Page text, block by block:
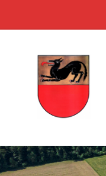
content
main
footer